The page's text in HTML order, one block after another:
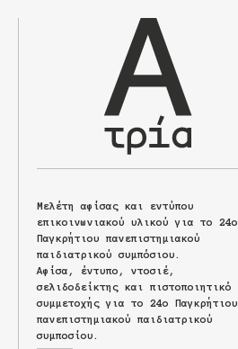
Άλφα
Τρία
Μελέτη αφίσας και εντύπου
επικοινωνιακού υλικού για το 24ο
Παγκρήτιου πανεπιστημιακού
παιδιατρικού συμπόσιου.
Αφίσα, έντυπο, ντοσιέ,
σελιδοδείκτης και πιστοποιητικό
συμμετοχής για το 24ο Παγκρήτιου
πανεπιστημιακού παιδιατρικού
συμποσίου.